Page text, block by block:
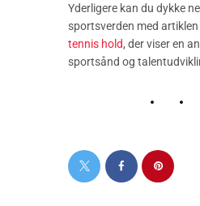
Yderligere kan du dykke
sportsverden med
tennis hold, der viser en
sportsånd og